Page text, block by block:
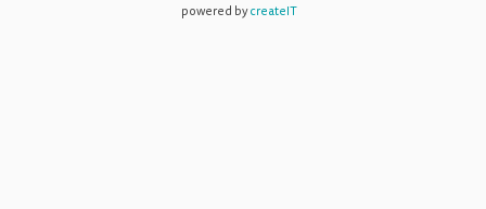
powered bycreateIT